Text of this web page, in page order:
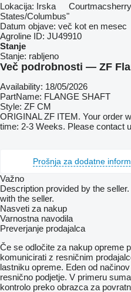
Lokacija: Irska Courtmacsherry
States/Columbus"
Datum objave: več kot en mesec
Agroline ID: JU49910
Stanje
Stanje: rabljeno
Več podrobnosti — ZF
Availability: 18/05/2026
PartName: FLANGE SHAFT
Style: ZF CM
ORIGINAL ZF ITEM. Your order
time: 2-3 Weeks. Please contact
Prošnja za dodatne
Važno
Description provided by the
with the seller.
Nasveti za nakup
Varnostna navodila
Preverjanje prodajalca
Če se odločite za nakup opreme
komunicirati z resničnim
lastniku opreme. Eden od
resnično podjetje. V primeru
kontrolo preko obrazca za